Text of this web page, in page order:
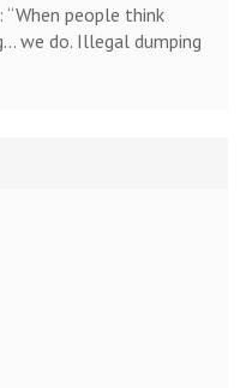
people think
we do. Illegal dumping